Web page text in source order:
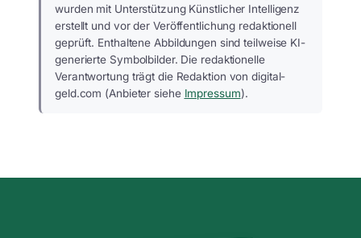
wurden mit Unterstützung Künstlicher Intelligenz
erstellt und vor der Veröffentlichung redaktionell
geprüft. Enthaltene Abbildungen sind teilweise KI-
generierte Symbolbilder. Die redaktionelle
Verantwortung trägt die Redaktion von digital-
geld.com (Anbieter siehe Impressum).